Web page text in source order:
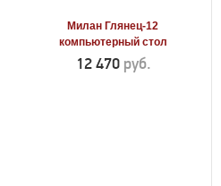
Милан Глянец-12
компьютерный стол
12 470 руб.